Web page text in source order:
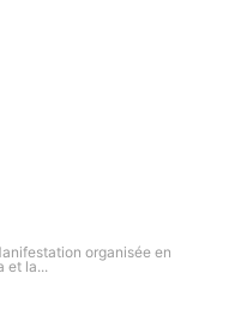
organisée en
et la...